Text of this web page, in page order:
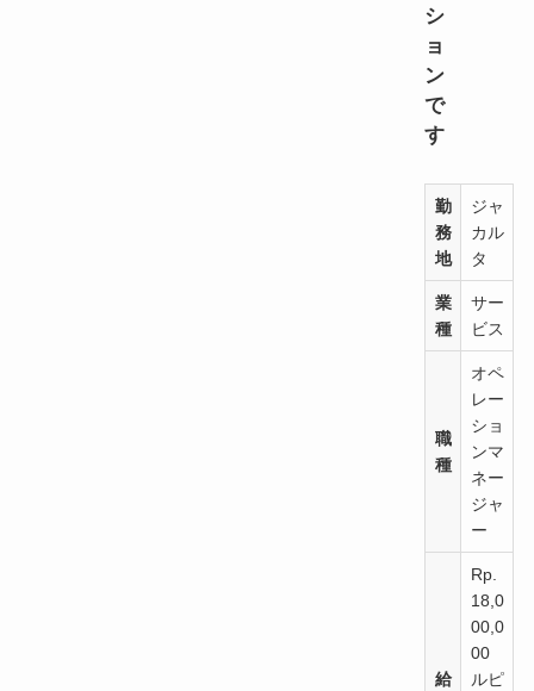
シ
ョ
ン
で
す
勤
務
地
ジャ
カル
タ
業
種
サー
ビス
職
種
オペ
レー
ショ
ンマ
ネー
ジャ
ー
給
Rp.
18,0
00,0
00
ルピ